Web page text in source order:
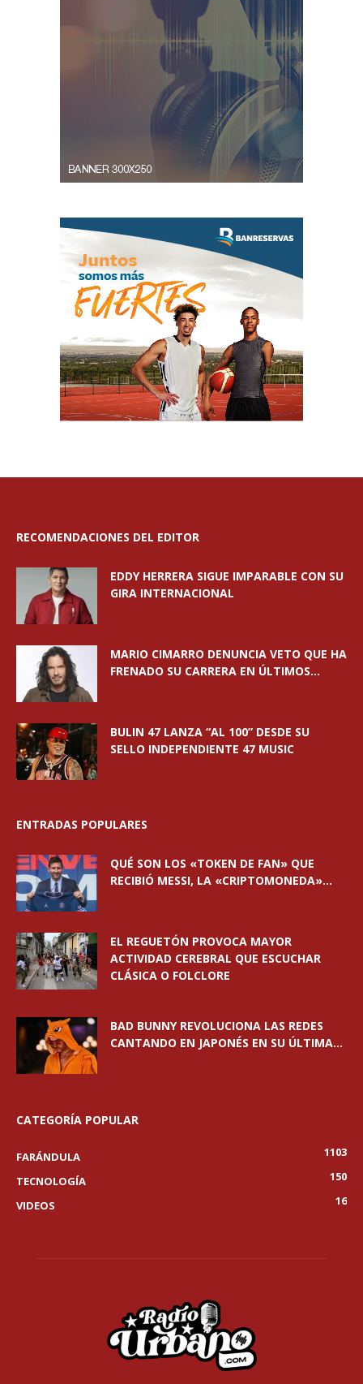
RECOMENDACIONES DEL EDITOR
EDDY HERRERA SIGUE IMPARABLE CON SU
GIRA INTERNACIONAL
MARIO CIMARRO DENUNCIA VETO QUE HA
FRENADO SU CARRERA EN ÚLTIMOS...
BULIN 47 LANZA “AL 100” DESDE SU
SELLO INDEPENDIENTE 47 MUSIC
ENTRADAS POPULARES
QUÉ SON LOS «TOKEN DE FAN» QUE
RECIBIÓ MESSI, LA «CRIPTOMONEDA»...
EL REGUETÓN PROVOCA MAYOR
ACTIVIDAD CEREBRAL QUE ESCUCHAR
CLÁSICA O FOLCLORE
BAD BUNNY REVOLUCIONA LAS REDES
CANTANDO EN JAPONÉS EN SU ÚLTIMA...
CATEGORÍA POPULAR
FARÁNDULA
1103
TECNOLOGÍA
150
VIDEOS
16